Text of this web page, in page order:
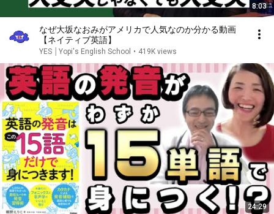
8:03
なぜ大坂なおみがアメリカで人気なのか分かる動画
【ネイティブ英語】
YES │Yopi's English School • 419K views
24:29